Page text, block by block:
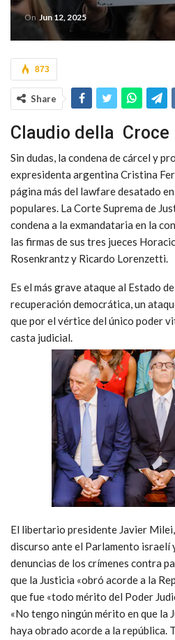
On Jun 12, 2025
873
Share
Claudio della Croce
Sin dudas, la condena de cárcel y
expresidenta argentina Cristina
página más del lawfare desatado
populares. La Corte Suprema de
condena a la exmandataria en la
las firmas de sus tres jueces
Rosenkrantz y Ricardo Lorenzetti.
Es el más grave ataque al Estado
recuperación democrática, un
que por el vértice del único poder
casta judicial.
El libertario presidente Javier
discurso ante el Parlamento israelí
denuncias de los crímenes contra
que la Justicia «obró acorde a la
que fue «todo mérito del Poder
«No tengo ningún mérito en que la
haya obrado acorde a la república.